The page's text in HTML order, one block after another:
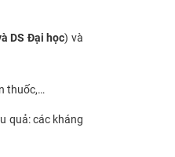
DS Đại học) và
thuốc,…
quả: các kháng